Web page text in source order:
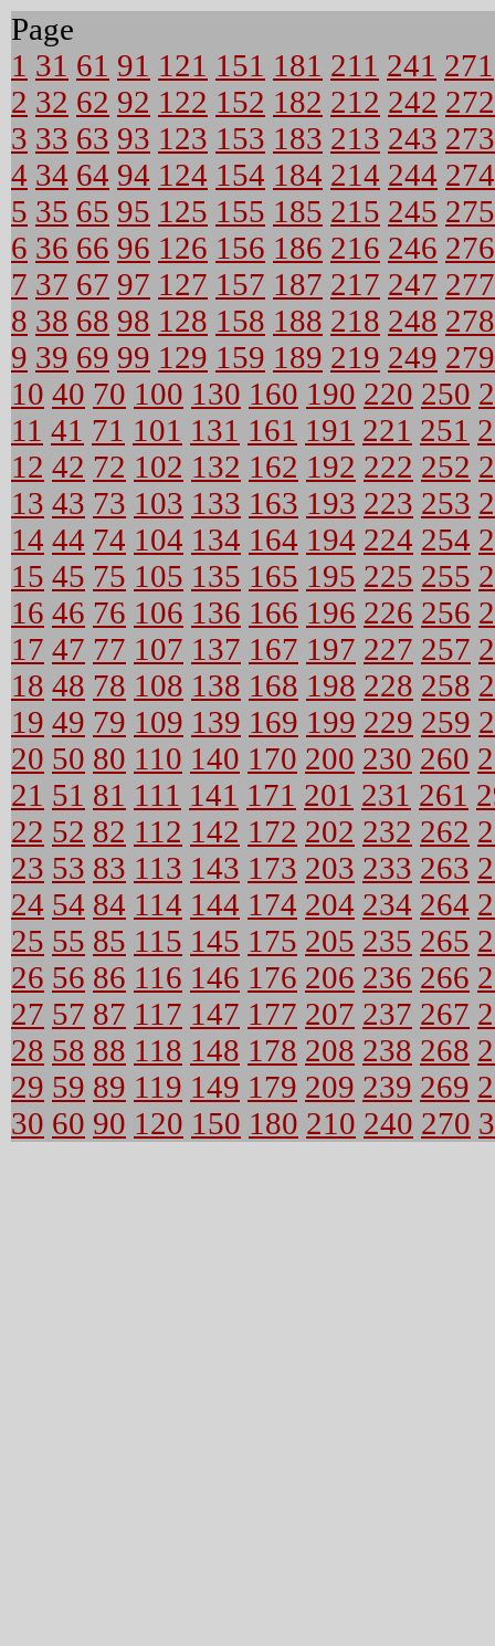
Page
1 31 61 91 121 151 181 211 241 271
2 32 62 92 122 152 182 212 242 272
3 33 63 93 123 153 183 213 243 273
4 34 64 94 124 154 184 214 244 274
5 35 65 95 125 155 185 215 245 275
6 36 66 96 126 156 186 216 246 276
7 37 67 97 127 157 187 217 247 277
8 38 68 98 128 158 188 218 248 278
9 39 69 99 129 159 189 219 249 279
10 40 70 100 130 160 190 220 250
11 41 71 101 131 161 191 221 251
12 42 72 102 132 162 192 222 252
13 43 73 103 133 163 193 223 253
14 44 74 104 134 164 194 224 254
15 45 75 105 135 165 195 225 255
16 46 76 106 136 166 196 226 256
17 47 77 107 137 167 197 227 257
18 48 78 108 138 168 198 228 258
19 49 79 109 139 169 199 229 259
20 50 80 110 140 170 200 230 260
21 51 81 111 141 171 201 231 261
22 52 82 112 142 172 202 232 262
23 53 83 113 143 173 203 233 263
24 54 84 114 144 174 204 234 264
25 55 85 115 145 175 205 235 265
26 56 86 116 146 176 206 236 266
27 57 87 117 147 177 207 237 267
28 58 88 118 148 178 208 238 268
29 59 89 119 149 179 209 239 269
30 60 90 120 150 180 210 240 270